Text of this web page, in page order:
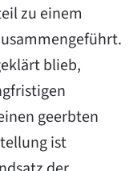
zu einem
blieb,
geerbten
ist